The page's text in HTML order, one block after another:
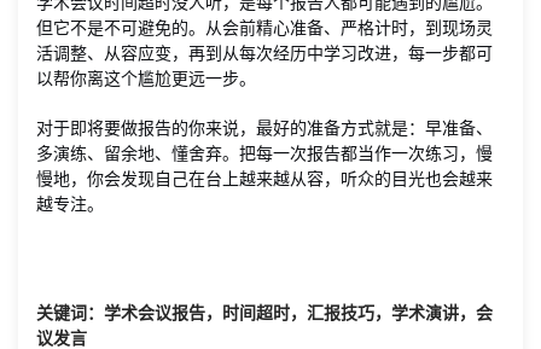
但它不是不可避免的。从会前精心准备、严格计时，到现场灵
活调整、从容应变，再到从每次经历中学习改进，每一步都可
以帮你离这个尴尬更远一步。
对于即将要做报告的你来说，最好的准备方式就是：早准备、
多演练、留余地、懂舍弃。把每一次报告都当作一次练习，慢
慢地，你会发现自己在台上越来越从容，听众的目光也会越来
越专注。
关键词：学术会议报告，时间超时，汇报技巧，学术演讲，会
议发言